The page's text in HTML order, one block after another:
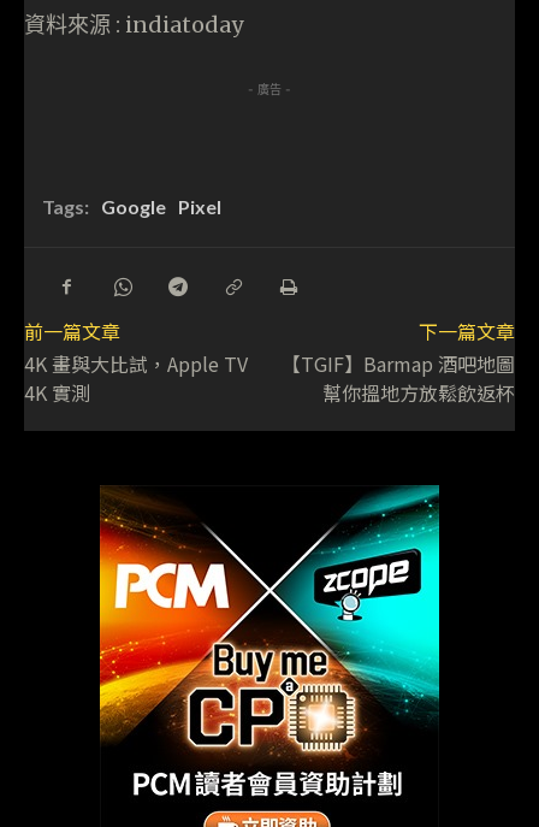
資料來源 : indiatoday
- 廣告 -
Tags: Google Pixel
前一篇文章
4K 畫與大比試，Apple TV
4K 實測
下一篇文章
【TGIF】Barmap 酒吧地圖
幫你搵地方放鬆飲返杯